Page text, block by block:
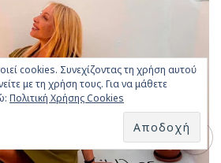
cookies. Συνεχίζοντας τη χρήση αυτού
με τη χρήση τους. Για να μάθετε
Πολιτική Χρήσης Cookies